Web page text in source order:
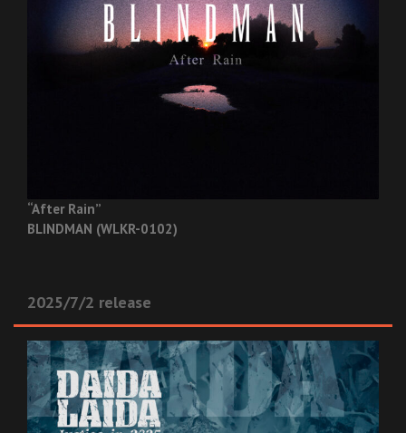
“After Rain”
BLINDMAN (WLKR-0102)
2025/7/2 release